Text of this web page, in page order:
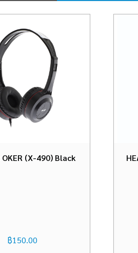
(X-490) Black
฿150.00